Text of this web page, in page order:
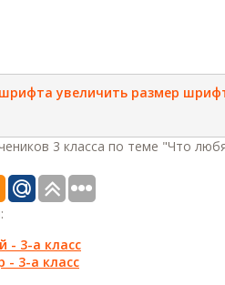
увеличить размер
3 класса по теме "Что
- 3-а класс
- 3-а класс